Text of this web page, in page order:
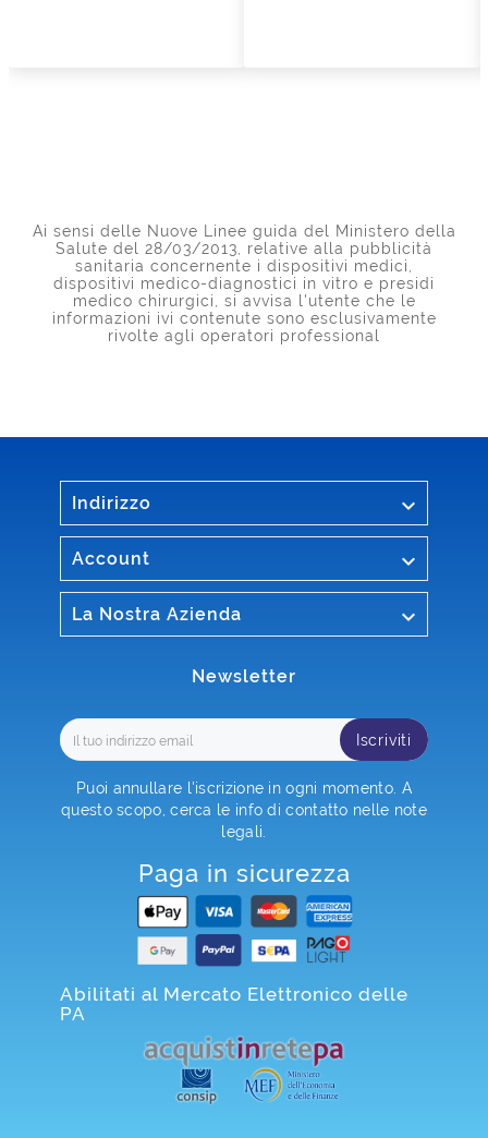
Ai sensi delle Nuove Linee guida del Ministero della
Salute del 28/03/2013, relative alla pubblicità
sanitaria concernente i dispositivi medici,
dispositivi medico-diagnostici in vitro e presidi
medico chirurgici, si avvisa l'utente che le
informazioni ivi contenute sono esclusivamente
rivolte agli operatori professional
Indirizzo 
Account 
La Nostra Azienda 
Newsletter
Iscriviti
Puoi annullare l'iscrizione in ogni momento. A
questo scopo, cerca le info di contatto nelle note
legali.
Paga in sicurezza
Abilitati al Mercato Elettronico delle
PA